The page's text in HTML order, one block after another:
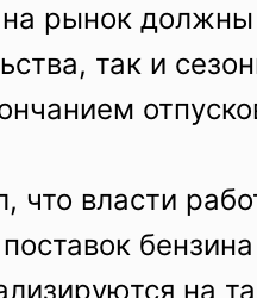
рынок должны
так и
что власти
на